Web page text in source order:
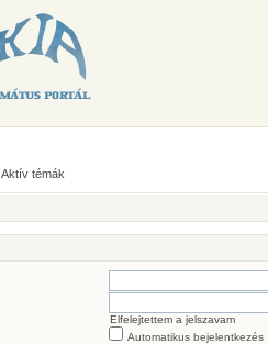
Aktív témák
Elfelejtettem a jelszavam
Automatikus bejelentkezés